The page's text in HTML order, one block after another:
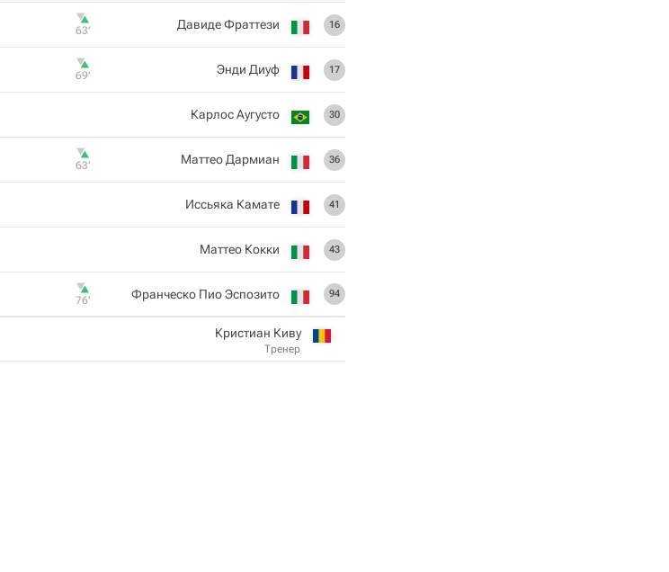
16
Давиде Фраттези
63‎’‎
17
Энди Диуф
69‎’‎
30
Карлос Аугусто
36
Маттео Дармиан
63‎’‎
41
Иссьяка Камате
43
Маттео Кокки
94
Франческо Пио Эспозито
76‎’‎
Кристиан Киву
Тренер